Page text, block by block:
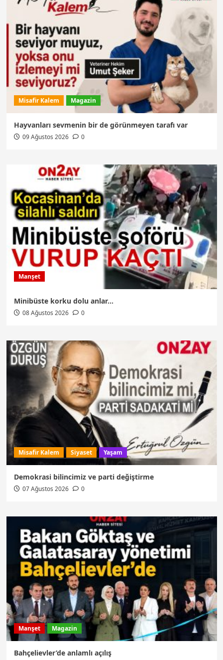
Misafir Kalem Magazin
Hayvanları sevmenin bir de görünmeyen tarafı var
09 Ağustos 2026 0
Manşet
Minibüste korku dolu anlar…
08 Ağustos 2026 0
Misafir Kalem Siyaset Yaşam
Demokrasi bilincimiz ve parti değiştirme
07 Ağustos 2026 0
Manşet Magazin
Bahçelievler’de anlamlı açılış